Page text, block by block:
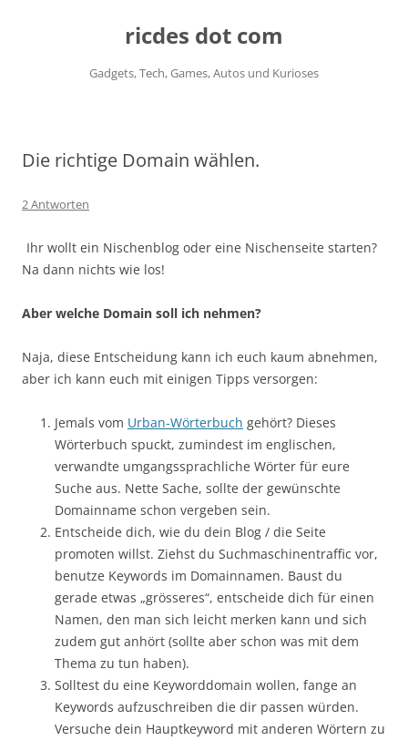
ricdes dot com
Gadgets, Tech, Games, Autos und Kurioses
Die richtige Domain wählen.
2 Antworten
Ihr wollt ein Nischenblog oder eine Nischenseite starten?
Na dann nichts wie los!
Aber welche Domain soll ich nehmen?
Naja, diese Entscheidung kann ich euch kaum abnehmen,
aber ich kann euch mit einigen Tipps versorgen:
Jemals vom Urban-Wörterbuch gehört? Dieses
Wörterbuch spuckt, zumindest im englischen,
verwandte umgangssprachliche Wörter für eure
Suche aus. Nette Sache, sollte der gewünschte
Domainname schon vergeben sein.
Entscheide dich, wie du dein Blog / die Seite
promoten willst. Ziehst du Suchmaschinentraffic vor,
benutze Keywords im Domainnamen. Baust du
gerade etwas „grösseres“, entscheide dich für einen
Namen, den man sich leicht merken kann und sich
zudem gut anhört (sollte aber schon was mit dem
Thema zu tun haben).
Solltest du eine Keyworddomain wollen, fange an
Keywords aufzuschreiben die dir passen würden.
Versuche dein Hauptkeyword mit anderen Wörtern zu